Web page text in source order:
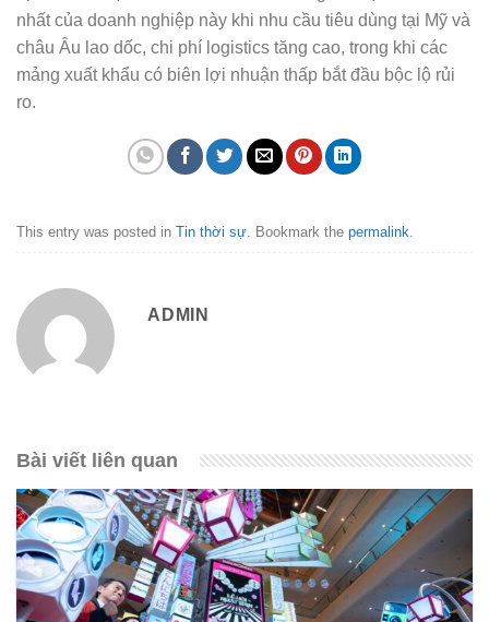
nhất của doanh nghiệp này khi nhu cầu tiêu dùng tại Mỹ và
châu Âu lao dốc, chi phí logistics tăng cao, trong khi các
mảng xuất khẩu có biên lợi nhuận thấp bắt đầu bộc lộ rủi
ro.
This entry was posted in Tin thời sự. Bookmark the permalink.
ADMIN
Bài viết liên quan